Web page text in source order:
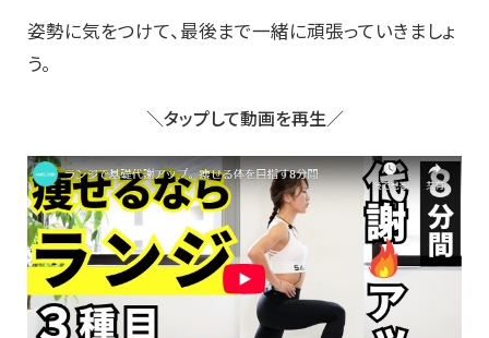
姿勢に気をつけて、最後まで一緒に頑張っていきましょ
う。
＼タップして動画を再生／